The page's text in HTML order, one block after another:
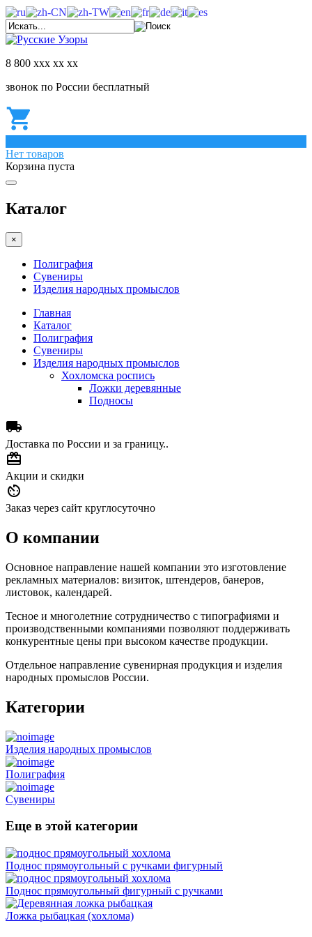
8 800 ххх хх хх
звонок по России бесплатный
Нет товаров
Корзина пуста
Каталог
×
Полиграфия
Сувениры
Изделия народных промыслов
Главная
Каталог
Полиграфия
Сувениры
Изделия народных промыслов
Хохломска роспись
Ложки деревянные
Подносы

Доставка по России и за границу..

Акции и скидки

Заказ через сайт круглосуточно
О компании
Основное направление нашей компании это изготовление
рекламных материалов: визиток, штендеров, банеров,
листовок, календарей.
Тесное и многолетние сотрудничество с типографиями и
производственными компаниями позволяют поддерживать
конкурентные цены при высоком качестве продукции.
Отдельное направление сувенирная продукция и изделия
народных промыслов России.
Категории
Изделия народных промыслов
Полиграфия
Сувениры
Еще в этой категории
Поднос прямоугольный с ручками фигурный
Поднос прямоугольный фигурный с ручками
Ложка рыбацкая (хохлома)